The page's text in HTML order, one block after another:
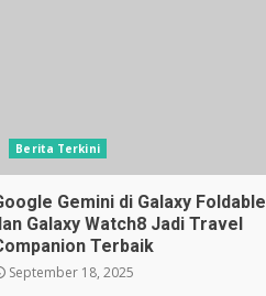
Berita Terkini
Gemini di Galaxy Foldable
Galaxy Watch8 Jadi Travel
Terbaik
September 18, 2025